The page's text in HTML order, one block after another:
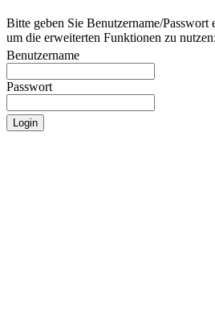
Bitte geben Sie Benutzername/Passwort
um die erweiterten Funktionen zu nutzen:
Benutzername
Passwort